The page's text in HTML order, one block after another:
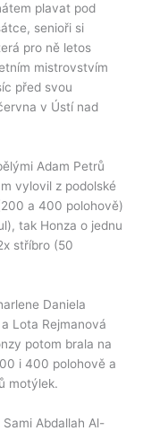
plavat pod
senioři si
pro ně letos
mistrovstvím
před svou
v Ústí nad
Adam Petrů
vylovil z podolské
a 400 polohově)
tak Honza o jednu
stříbro (50
Daniela
Lota Rejmanová
potom brala na
i 400 polohově a
motýlek.
Abdallah Al-